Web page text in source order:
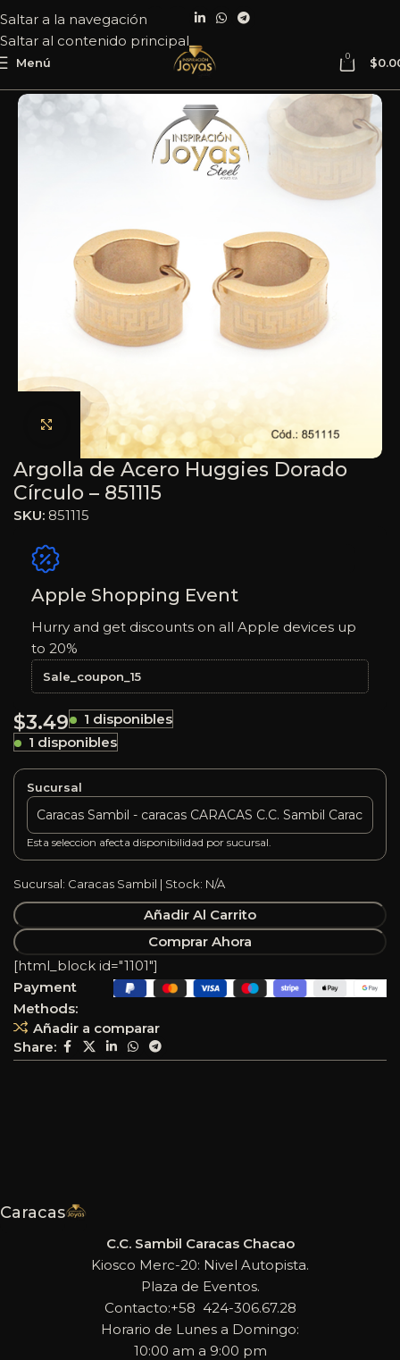
Saltar a la navegación
Saltar al contenido principal
Menú 0 $
Haga clic para ampliar
Argolla de Acero Huggies Dorado
Círculo – 851115
SKU: 851115
Apple Shopping Event
Hurry and get discounts on all Apple devices up
to 20%
Sale_coupon_15
$3.49
1 disponibles
1 disponibles
Sucursal
Esta seleccion afecta disponibilidad por sucursal.
Sucursal: Caracas Sambil | Stock: N/A
Añadir Al Carrito
Comprar Ahora
Añadir a comparar
Share:
[html_block id="1101"]
Payment
Methods:
Caracas
C.C. Sambil Caracas Chacao
Kiosco Merc-20: Nivel Autopista.
Plaza de Eventos.
Contacto:+58 424-306.67.28
Horario de Lunes a Domingo:
10:00 am a 9:00 pm